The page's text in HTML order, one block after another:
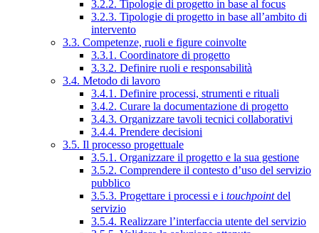
3.2.2. Tipologie di progetto in base al focus
3.2.3. Tipologie di progetto in base all’ambito di
intervento
3.3. Competenze, ruoli e figure coinvolte
3.3.1. Coordinatore di progetto
3.3.2. Definire ruoli e responsabilità
3.4. Metodo di lavoro
3.4.1. Definire processi, strumenti e rituali
3.4.2. Curare la documentazione di progetto
3.4.3. Organizzare tavoli tecnici collaborativi
3.4.4. Prendere decisioni
3.5. Il processo progettuale
3.5.1. Organizzare il progetto e la sua gestione
3.5.2. Comprendere il contesto d’uso del servizio
pubblico
3.5.3. Progettare i processi e i touchpointdel
servizio
3.5.4. Realizzare l’interfaccia utente del servizio